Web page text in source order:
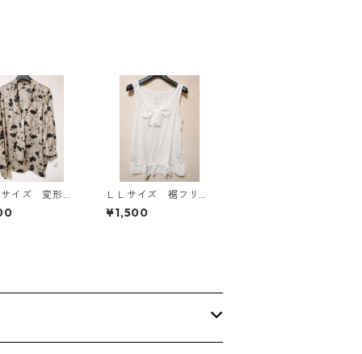
サイズ 変形ド
柄 ボウタイ
ス オフホワイ
ＬＬサイズ 裾フリ
ル リボン付きタンク
トップ オフホワイ
¥1,500